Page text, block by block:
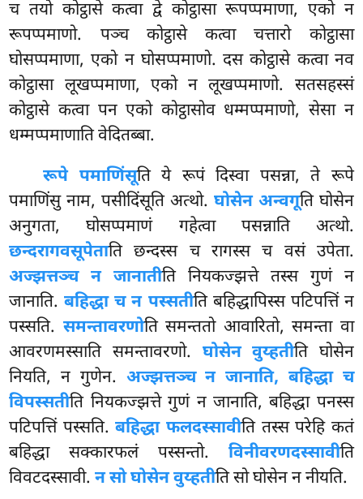
च तयो कोट्ठासे कत्वा द्वे कोट्ठासा रूपप्पमाणा, एको न
रूपप्पमाणो. पञ्च कोट्ठासे कत्वा चत्तारो कोट्ठासा
घोसप्पमाणा, एको न घोसप्पमाणो. दस कोट्ठासे कत्वा नव
कोट्ठासा लूखप्पमाणा, एको न लूखप्पमाणो. सतसहस्सं
कोट्ठासे कत्वा पन एको कोट्ठासोव धम्मप्पमाणो, सेसा न
धम्मप्पमाणाति वेदितब्बा.
रूपे पमाणिंसूति ये रूपं दिस्वा पसन्ना, ते रूपे
पमाणिंसु नाम, पसीदिंसूति अत्थो. घोसेन अन्वगूति घोसेन
अनुगता, घोसप्पमाणं गहेत्वा पसन्नाति अत्थो.
छन्दरागवसूपेताति छन्दस्स च रागस्स च वसं उपेता.
अज्झत्तञ्च न जानातीति नियकज्झत्ते तस्स गुणं न
जानाति.बहिद्धा च न पस्सतीति बहिद्धापिस्स पटिपत्तिं न
पस्सति. समन्तावरणोति समन्ततो आवारितो, समन्ता वा
आवरणमस्साति समन्तावरणो. घोसेन वुय्हतीति घोसेन
नियति, न गुणेन. अज्झत्तञ्च न जानाति, बहिद्धा च
विपस्सतीति नियकज्झत्ते गुणं न जानाति, बहिद्धा पनस्स
पटिपत्तिं पस्सति.बहिद्धा फलदस्सावीति तस्स परेहि कतं
बहिद्धा सक्कारफलं पस्सन्तो. विनीवरणदस्सावीति
विवटदस्सावी.न सो घोसेन वुय्हतीति सो घोसेन न नीयति.